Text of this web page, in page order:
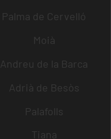
Palma de Cervelló
Moià
Andreu de la Barca
Adrià de Besòs
Palafolls
Tiana